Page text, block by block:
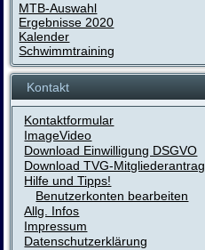
MTB-Auswahl
Ergebnisse 2020
Kalender
Schwimmtraining
Kontakt
Kontaktformular
ImageVideo
Download Einwilligung DSGVO
Download TVG-Mitgliederantrag
Hilfe und Tipps!
Benutzerkonten bearbeiten
Allg. Infos
Impressum
Datenschutzerklärung